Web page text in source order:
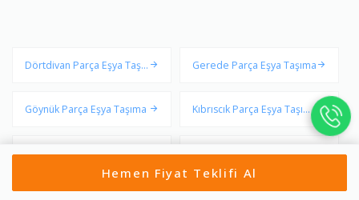
Dörtdivan Parça Eşya Taşı
Gerede Parça Eşya Taşıma
Göynük Parça Eşya Taşıma
Kıbrıscık Parça Eşya Taşım
Mengen Parça Eşya Taşım
Merkez Parça Eşya Taşıma
Hemen Fiyat Teklifi Al